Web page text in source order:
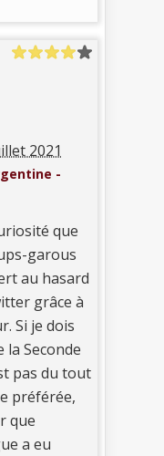
2021
-
que
garous
au hasard
grâce à
Si je dois
la Seconde
pas du tout
préférée,
que
a eu